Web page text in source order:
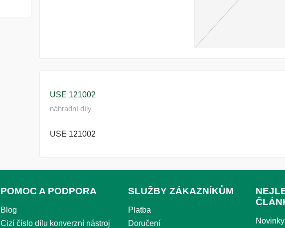
USE 121002
náhradní díly
USE 121002
POMOC A PODPORA
Blog
Cizí číslo dílu konverzní nástroj
SLUŽBY ZÁKAZNÍKŮM
Platba
Doručení